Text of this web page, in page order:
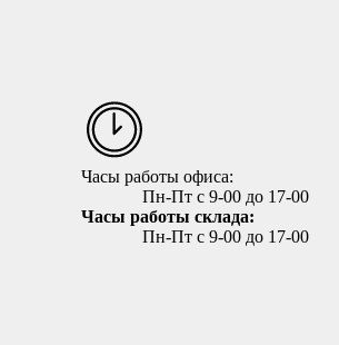
Часы работы офиса:
Пн-Пт с 9-00 до 17-00
Часы работы склада:
Пн-Пт с 9-00 до 17-00